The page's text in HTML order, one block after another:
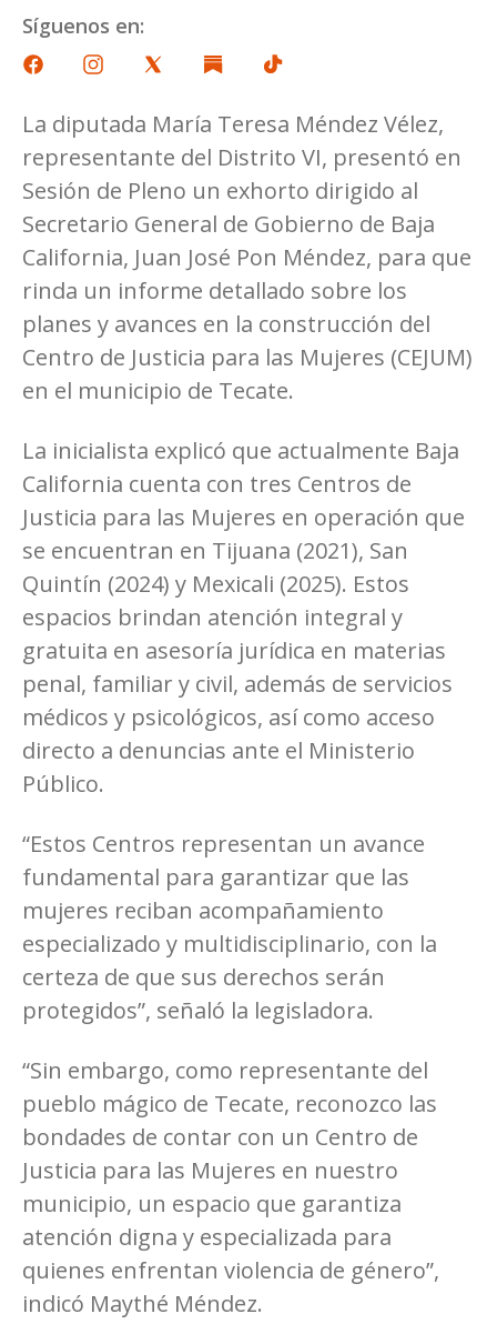
Síguenos en:
La diputada María Teresa Méndez Vélez,
representante del Distrito VI, presentó en
Sesión de Pleno un exhorto dirigido al
Secretario General de Gobierno de Baja
California, Juan José Pon Méndez, para que
rinda un informe detallado sobre los
planes y avances en la construcción del
Centro de Justicia para las Mujeres (CEJUM)
en el municipio de Tecate.
La inicialista explicó que actualmente Baja
California cuenta con tres Centros de
Justicia para las Mujeres en operación que
se encuentran en Tijuana (2021), San
Quintín (2024) y Mexicali (2025). Estos
espacios brindan atención integral y
gratuita en asesoría jurídica en materias
penal, familiar y civil, además de servicios
médicos y psicológicos, así como acceso
directo a denuncias ante el Ministerio
Público.
“Estos Centros representan un avance
fundamental para garantizar que las
mujeres reciban acompañamiento
especializado y multidisciplinario, con la
certeza de que sus derechos serán
protegidos”, señaló la legisladora.
“Sin embargo, como representante del
pueblo mágico de Tecate, reconozco las
bondades de contar con un Centro de
Justicia para las Mujeres en nuestro
municipio, un espacio que garantiza
atención digna y especializada para
quienes enfrentan violencia de género”,
indicó Maythé Méndez.